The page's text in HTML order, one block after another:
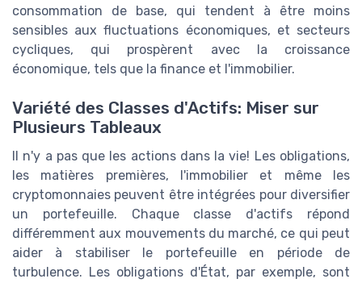
consommation de base, qui tendent à être moins
sensibles aux fluctuations économiques, et secteurs
cycliques, qui prospèrent avec la croissance
économique, tels que la finance et l'immobilier.
Variété des Classes d'Actifs: Miser sur
Plusieurs Tableaux
Il n'y a pas que les actions dans la vie! Les obligations,
les matières premières, l'immobilier et même les
cryptomonnaies peuvent être intégrées pour diversifier
un portefeuille. Chaque classe d'actifs répond
différemment aux mouvements du marché, ce qui peut
aider à stabiliser le portefeuille en période de
turbulence. Les obligations d'État, par exemple, sont